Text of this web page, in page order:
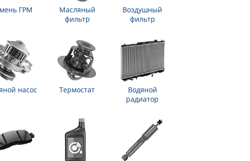
ГРМ
Масляный
фильтр
Воздушный
фильтр
насос Термостат
Водяной
радиатор